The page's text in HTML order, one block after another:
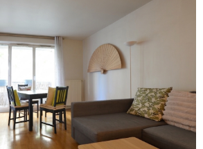
VOIR LE BIEN